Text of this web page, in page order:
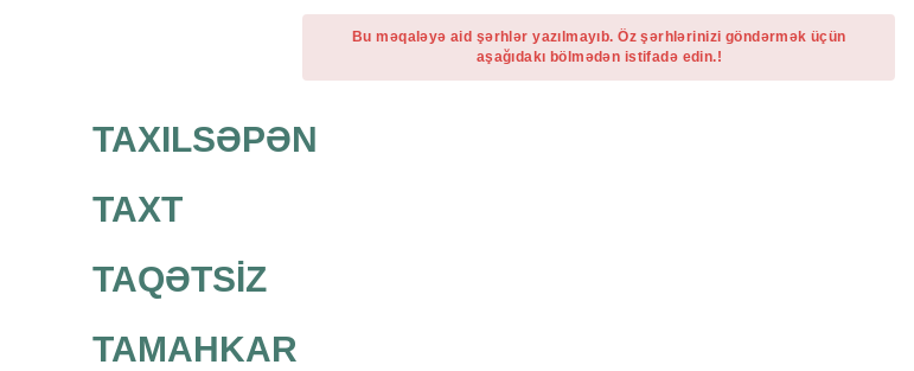
Bu məqaləyə aid şərhlər yazılmayıb. Öz şərhlərinizi göndərmək üçün
aşağıdakı bölmədən istifadə edin.!
TAXILSƏPƏN
TAXT
TAQƏTSİZ
TAMAHKAR